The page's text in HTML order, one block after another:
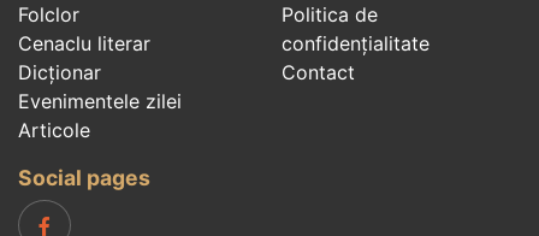
Folclor
Cenaclu literar
Dicționar
Evenimentele zilei
Articole
Politica de
confidenţialitate
Contact
Social pages